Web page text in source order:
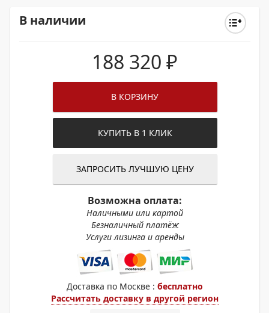
В наличии
188 320 ₽
В КОРЗИНУ
КУПИТЬ В 1 КЛИК
ЗАПРОСИТЬ ЛУЧШУЮ ЦЕНУ
Возможна оплата:
Наличными или картой
Безналичный платёж
Услуги лизинга и аренды
Доставка по Москве : бесплатно
Рассчитать доставку в другой регион